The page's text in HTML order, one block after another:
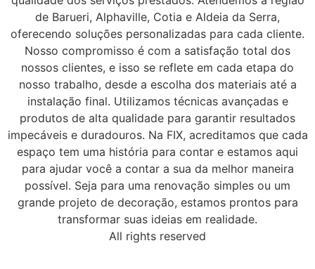
de Barueri, Alphaville, Cotia e Aldeia da Serra,
oferecendo soluções personalizadas para cada cliente.
Nosso compromisso é com a satisfação total dos
nossos clientes, e isso se reflete em cada etapa do
nosso trabalho, desde a escolha dos materiais até a
instalação final. Utilizamos técnicas avançadas e
produtos de alta qualidade para garantir resultados
impecáveis e duradouros. Na FIX, acreditamos que cada
espaço tem uma história para contar e estamos aqui
para ajudar você a contar a sua da melhor maneira
possível. Seja para uma renovação simples ou um
grande projeto de decoração, estamos prontos para
transformar suas ideias em realidade.
All rights reserved